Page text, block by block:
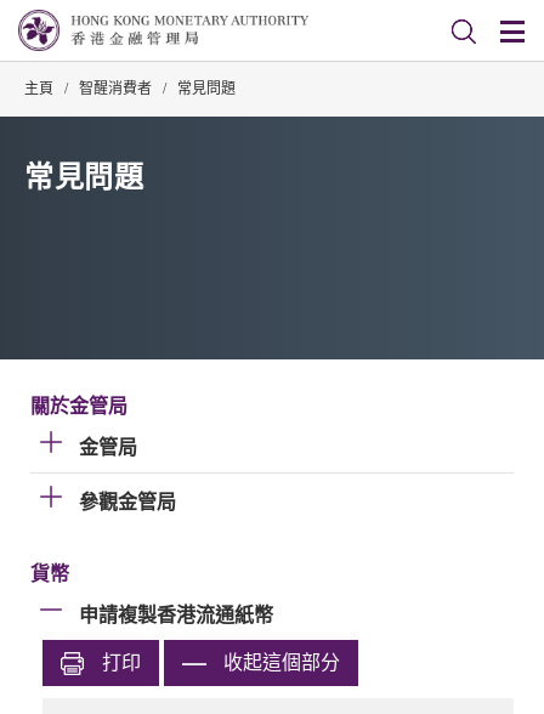
主頁 / 智醒消費者 / 常見問題
常見問題
關於金管局
金管局
參觀金管局
貨幣
申請複製香港流通紙幣
打印 收起這個部分